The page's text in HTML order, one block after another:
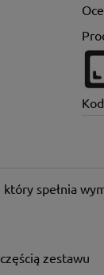
spełnia
zestawu